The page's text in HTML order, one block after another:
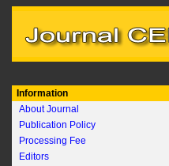
Information
About Journal
Publication Policy
Processing Fee
Editors